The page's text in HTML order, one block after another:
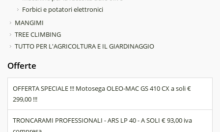
Forbici e potatori elettronici
MANGIMI
TREE CLIMBING
TUTTO PER L'AGRICOLTURA E IL GIARDINAGGIO
Offerte
OFFERTA SPECIALE !!! Motosega OLEO-MAC GS 410 CX a soli €
299,00 !!!
TRONCARAMI PROFESSIONALI - ARS LP 40 - A SOLI € 93,00 iva